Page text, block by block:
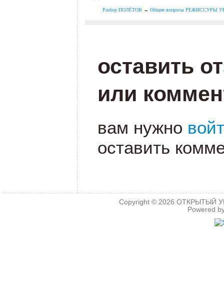
Разбор ПОЛЁТОВ →Общие вопросы РЕЖИССУРЫ
оставить
или
вам нужно
оставить
Copyright © 2026ОТКРЫТЫЙ
Powered